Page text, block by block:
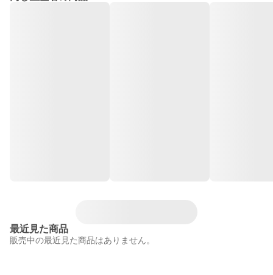
最近見た商品
販売中の最近見た商品はありません。